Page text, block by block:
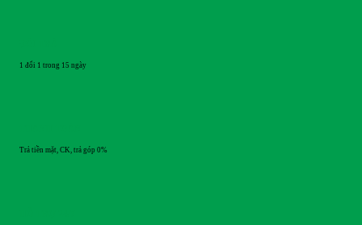
1 đổi 1 trong 15 ngày
Trả tiền mặt, CK, trả góp 0%